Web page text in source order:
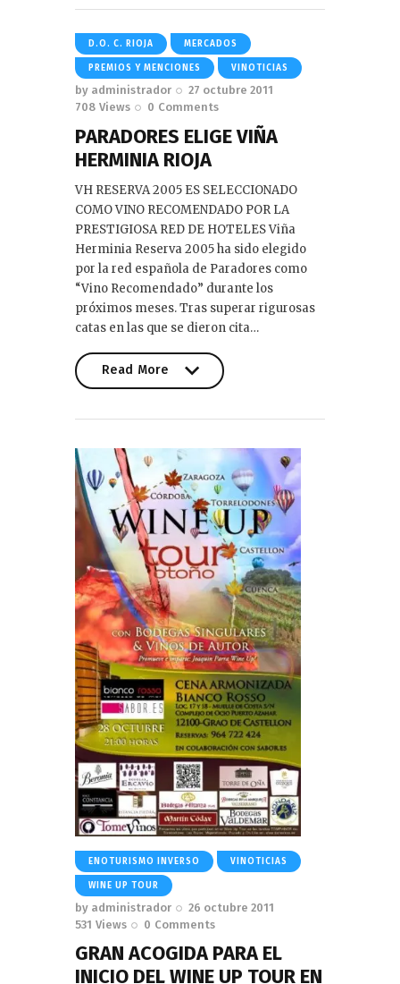
D.O. C. RIOJA MERCADOS
PREMIOS Y MENCIONES VINOTICIAS
by administrador
27 octubre 2011
708 Views 0 Comments
PARADORES ELIGE VIÑA
HERMINIA RIOJA
VH RESERVA 2005 ES SELECCIONADO
COMO VINO RECOMENDADO POR LA
PRESTIGIOSA RED DE HOTELES Viña
Herminia Reserva 2005 ha sido elegido
por la red española de Paradores como
“Vino Recomendado” durante los
próximos meses. Tras superar rigurosas
catas en las que se dieron cita…
Read More
ENOTURISMO INVERSO VINOTICIAS
WINE UP TOUR
by administrador
26 octubre 2011
531 Views 0 Comments
GRAN ACOGIDA PARA EL
INICIO DEL WINE UP TOUR EN